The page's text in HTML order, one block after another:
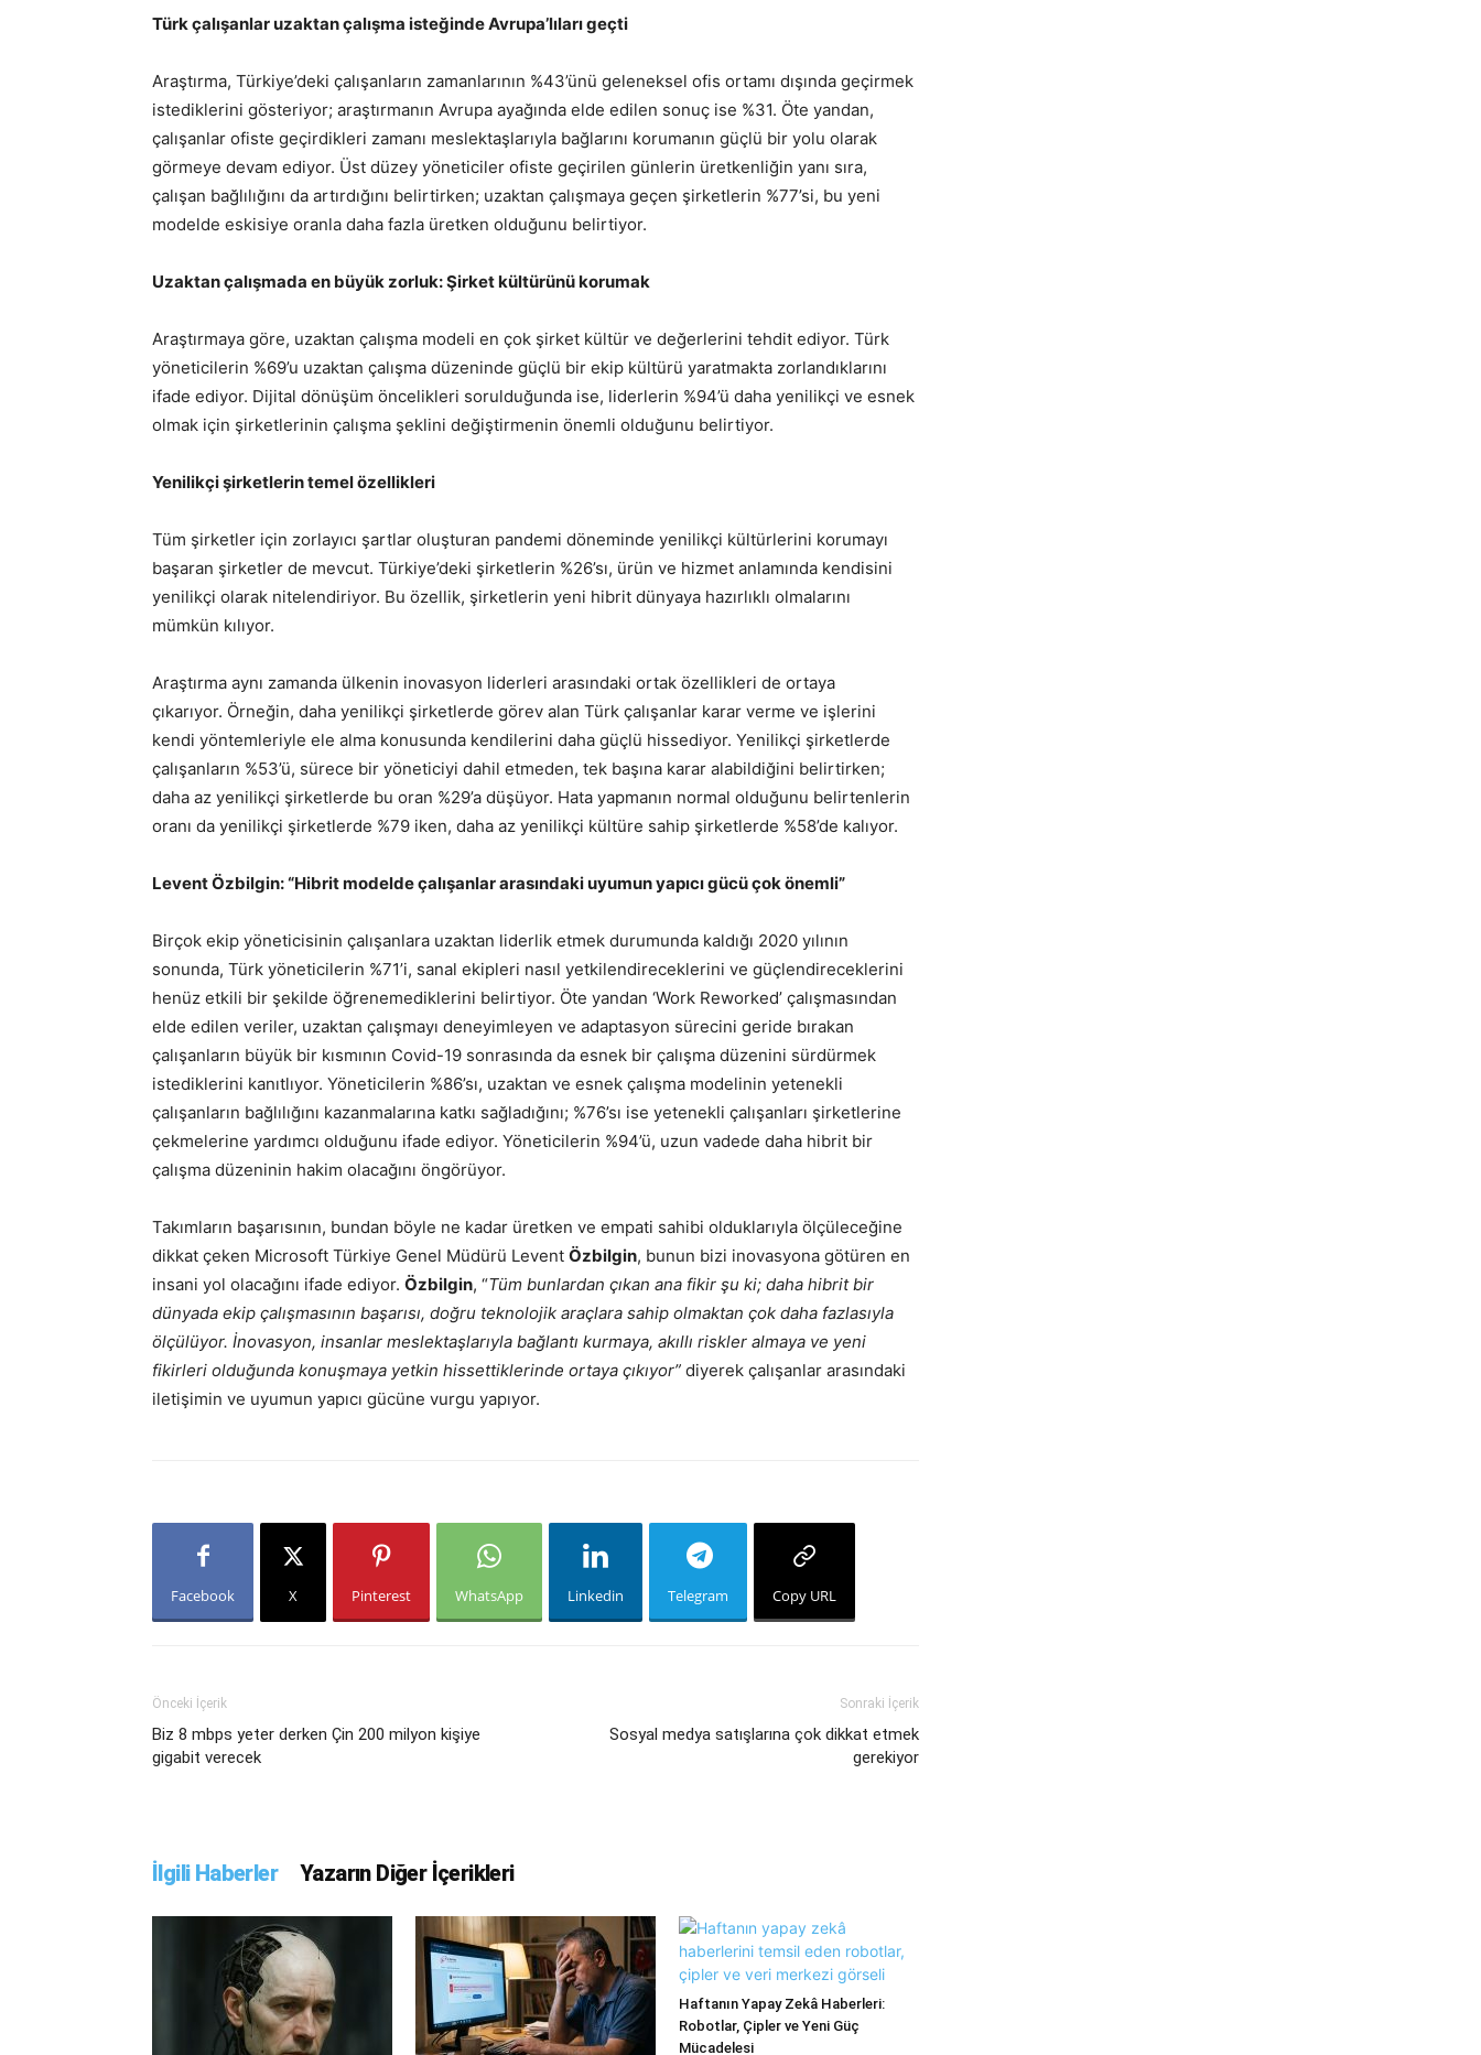
Türk çalışanlar uzaktan çalışma isteğinde Avrupa’lıları geçti
Araştırma, Türkiye’deki çalışanların zamanlarının %43’ünü geleneksel ofis ortamı dışında geçirmek
istediklerini gösteriyor; araştırmanın Avrupa ayağında elde edilen sonuç ise %31. Öte yandan,
çalışanlar ofiste geçirdikleri zamanı meslektaşlarıyla bağlarını korumanın güçlü bir yolu olarak
görmeye devam ediyor. Üst düzey yöneticiler ofiste geçirilen günlerin üretkenliğin yanı sıra,
çalışan bağlılığını da artırdığını belirtirken; uzaktan çalışmaya geçen şirketlerin %77’si, bu yeni
modelde eskisiye oranla daha fazla üretken olduğunu belirtiyor.
Uzaktan çalışmada en büyük zorluk: Şirket kültürünü korumak
Araştırmaya göre, uzaktan çalışma modeli en çok şirket kültür ve değerlerini tehdit ediyor. Türk
yöneticilerin %69’u uzaktan çalışma düzeninde güçlü bir ekip kültürü yaratmakta zorlandıklarını
ifade ediyor. Dijital dönüşüm öncelikleri sorulduğunda ise, liderlerin %94’ü daha yenilikçi ve esnek
olmak için şirketlerinin çalışma şeklini değiştirmenin önemli olduğunu belirtiyor.
Yenilikçi şirketlerin temel özellikleri
Tüm şirketler için zorlayıcı şartlar oluşturan pandemi döneminde yenilikçi kültürlerini korumayı
başaran şirketler de mevcut. Türkiye’deki şirketlerin %26’sı, ürün ve hizmet anlamında kendisini
yenilikçi olarak nitelendiriyor. Bu özellik, şirketlerin yeni hibrit dünyaya hazırlıklı olmalarını
mümkün kılıyor.
Araştırma aynı zamanda ülkenin inovasyon liderleri arasındaki ortak özellikleri de ortaya
çıkarıyor. Örneğin, daha yenilikçi şirketlerde görev alan Türk çalışanlar karar verme ve işlerini
kendi yöntemleriyle ele alma konusunda kendilerini daha güçlü hissediyor. Yenilikçi şirketlerde
çalışanların %53’ü, sürece bir yöneticiyi dahil etmeden, tek başına karar alabildiğini belirtirken;
daha az yenilikçi şirketlerde bu oran %29’a düşüyor. Hata yapmanın normal olduğunu belirtenlerin
oranı da yenilikçi şirketlerde %79 iken, daha az yenilikçi kültüre sahip şirketlerde %58’de kalıyor.
Levent Özbilgin: “Hibrit modelde çalışanlar arasındaki uyumun yapıcı gücü çok önemli”
Birçok ekip yöneticisinin çalışanlara uzaktan liderlik etmek durumunda kaldığı 2020 yılının
sonunda, Türk yöneticilerin %71’i, sanal ekipleri nasıl yetkilendireceklerini ve güçlendireceklerini
henüz etkili bir şekilde öğrenemediklerini belirtiyor. Öte yandan ‘Work Reworked’ çalışmasından
elde edilen veriler, uzaktan çalışmayı deneyimleyen ve adaptasyon sürecini geride bırakan
çalışanların büyük bir kısmının Covid-19 sonrasında da esnek bir çalışma düzenini sürdürmek
istediklerini kanıtlıyor. Yöneticilerin %86’sı, uzaktan ve esnek çalışma modelinin yetenekli
çalışanların bağlılığını kazanmalarına katkı sağladığını; %76’sı ise yetenekli çalışanları şirketlerine
çekmelerine yardımcı olduğunu ifade ediyor. Yöneticilerin %94’ü, uzun vadede daha hibrit bir
çalışma düzeninin hakim olacağını öngörüyor.
Takımların başarısının, bundan böyle ne kadar üretken ve empati sahibi olduklarıyla ölçüleceğine
dikkat çeken Microsoft Türkiye Genel Müdürü Levent Özbilgin, bunun bizi inovasyona götüren en
insani yol olacağını ifade ediyor. Özbilgin, “Tüm bunlardan çıkan ana fikir şu ki; daha hibrit bir
dünyada ekip çalışmasının başarısı, doğru teknolojik araçlara sahip olmaktan çok daha fazlasıyla
ölçülüyor. İnovasyon, insanlar meslektaşlarıyla bağlantı kurmaya, akıllı riskler almaya ve yeni
fikirleri olduğunda konuşmaya yetkin hissettiklerinde ortaya çıkıyor” diyerek çalışanlar arasındaki
iletişimin ve uyumun yapıcı gücüne vurgu yapıyor.
Facebook X Pinterest WhatsApp Linkedin Telegram Copy URL
Önceki İçerik
Biz 8 mbps yeter derken Çin 200 milyon kişiye
gigabit verecek
Sonraki İçerik
Sosyal medya satışlarına çok dikkat etmek
gerekiyor
İlgili Haberler Yazarın Diğer İçerikleri
Haftanın Yapay Zekâ Haberleri:
Robotlar, Çipler ve Yeni Güç
Mücadelesi